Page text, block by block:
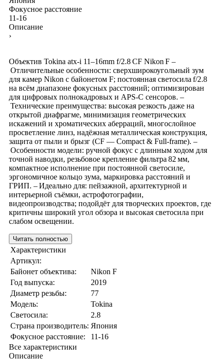
Фокусное расстояние
11-16
Описание
›
Объектив Tokina atx‑i 11–16mm f/2.8 CF Nikon F –
Отличительные особенности: сверхширокоугольный зум
для камер Nikon с байонетом F; постоянная светосила f/2.8
на всём диапазоне фокусных расстояний; оптимизирован
для цифровых полнокадровых и APS‑C сенсоров. –
Технические преимущества: высокая резкость даже на
открытой диафрагме, минимизация геометрических
искажений и хроматических аберраций, многослойное
просветление линз, надёжная металлическая конструкция,
защита от пыли и брызг (CF — Compact & Full‑frame). –
Особенности модели: ручной фокус с длинным ходом для
точной наводки, резьбовое крепление фильтра 82 мм,
компактное исполнение при постоянной светосиле,
эргономичное кольцо зума, маркировка расстояний и
ГРИП. – Идеально для: пейзажной, архитектурной и
интерьерной съёмки, астрофотографии,
видеопроизводства; подойдёт для творческих проектов, где
критичны широкий угол обзора и высокая светосила при
слабом освещении.
Читать полностью
Характеристики
Артикул:
Байонет объектива:
Nikon F
Год выпуска:
2019
Диаметр резьбы:
77
Модель:
Tokina
Светосила:
2.8
Страна производитель: Япония
Фокусное расстояние:
11-16
Все характеристики
Описание